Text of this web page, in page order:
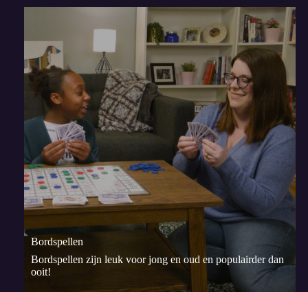
Bordspellen
Bordspellen zijn leuk voor jong en oud en populairder dan
ooit!